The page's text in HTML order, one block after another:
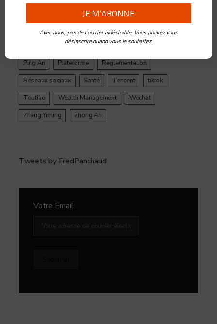
Gestion de Patrimoine
Google Inde
Innovations
Intelligence Artificielle
Live Streaming LuFax
Ping An
Plateforme
Réglementation
Réseaux sociaux
Santé Tencent
tiktok
Toutiao
Wealth Management
Wechat
Zhang Yiming
Zhong An
Tweets by FredPanchaud
Votre Email:
Avec nous, pas de courrier indésirable. Vous pouvez vous
désinscrire quand vous le souhaitez.